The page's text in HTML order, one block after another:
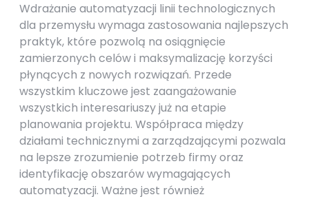
Wdrażanie automatyzacji linii technologicznych
dla przemysłu wymaga zastosowania najlepszych
praktyk, które pozwolą na osiągnięcie
zamierzonych celów i maksymalizację korzyści
płynących z nowych rozwiązań. Przede
wszystkim kluczowe jest zaangażowanie
wszystkich interesariuszy już na etapie
planowania projektu. Współpraca między
działami technicznymi a zarządzającymi pozwala
na lepsze zrozumienie potrzeb firmy oraz
identyfikację obszarów wymagających
automatyzacji. Ważne jest również